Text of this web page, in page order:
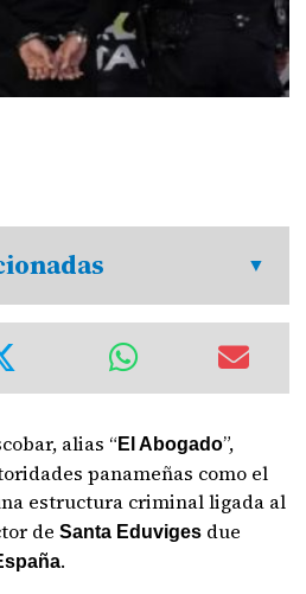
alias “El Abogado”,
panameñas como el
estructura criminal ligada al
deSanta Eduviges due
.